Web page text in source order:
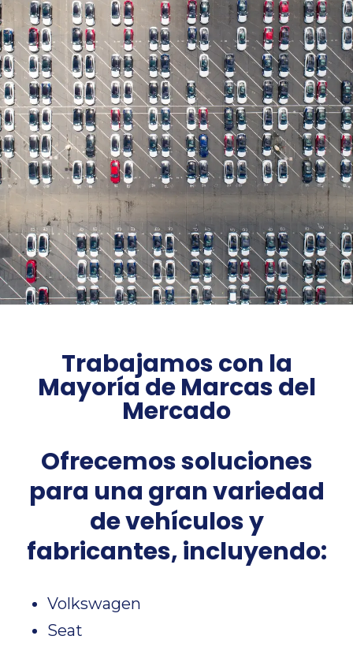
Trabajamos con la
Mayoría de Marcas del
Mercado
Ofrecemos soluciones
para una gran variedad
de vehículos y
fabricantes, incluyendo:
Volkswagen
Seat